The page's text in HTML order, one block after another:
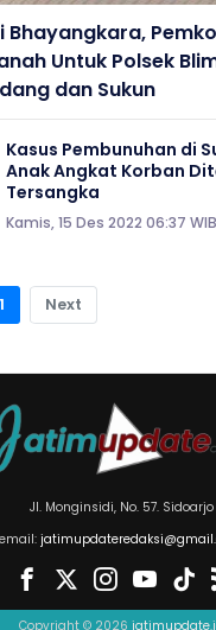
Bhayangkara,
Untuk Polsek
dan Sukun
Kasus Pembunuhan di
Anak Angkat Korban
Tersangka
Kamis, 15 Des 2022 06:37 WIB
1 Next
Jl. Monginsidi, No. 57. Sidoarjo
email:
Copyright © 2026